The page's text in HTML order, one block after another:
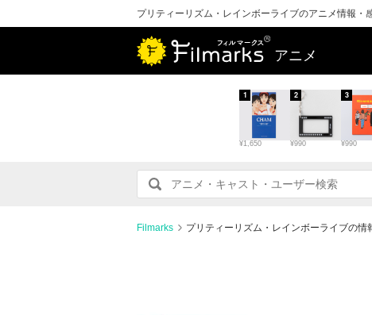
プリティーリズム・レインボーライブのアニメ情報・
アニメ
¥1,650
1
¥990
2
¥990
3
Filmarks プリティーリズム・レインボーライブの情